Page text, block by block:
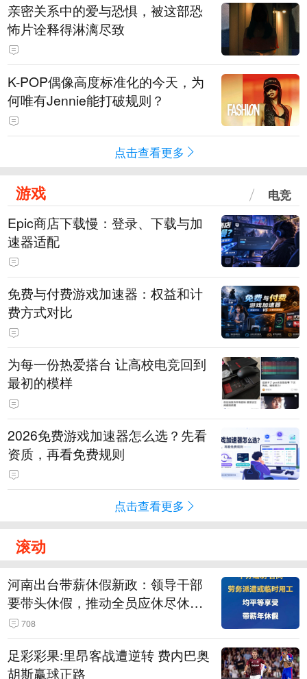
亲密关系中的爱与恐惧，被这部恐
怖片诠释得淋漓尽致
K-POP偶像高度标准化的今天，为
何唯有Jennie能打破规则？
点击查看更多
游戏 电竞
Epic商店下载慢：登录、下载与加
速器适配
免费与付费游戏加速器：权益和计
费方式对比
为每一份热爱搭台 让高校电竞回到
最初的模样
2026免费游戏加速器怎么选？先看
资质，再看免费规则
点击查看更多
滚动
河南出台带薪休假新政：领导干部
要带头休假，推动全员应休尽休、
休满休足，对纸面休假、弄虚作假
的机关事业单位约谈通报、限期整
改
708
足彩彩果:里昂客战遭逆转 费内巴奥
胡斯赢球正路